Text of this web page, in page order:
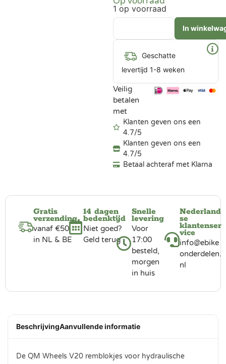
1 op voorraad
In
Geschatte
levertijd 1-8 weken
Veilig
betalen
met
Klanten geven ons een
4.7/5
Klanten geven ons een
4.7/5
Betaal achteraf met Klarna
Gratis
verzending
vanaf €50
in NL & BE
14 dagen
bedenktijd
Niet goed?
Geld terug
Snelle
levering
Voor
17:00
besteld,
morgen
in huis
Nederland
se
klantenser
vice
info@ebike
onderdelen.
nl
BeschrijvingAanvullende informatie
De QM Wheels V20 remblokjes voor hydraulische